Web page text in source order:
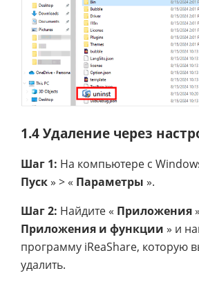
1.4 Удаление через
Шаг 1: На компьютере с
Пуск» > « Параметры ».
Шаг 2: Найдите « Приложения
Приложения и функции » и
программу iReaShare, которую
удалить.